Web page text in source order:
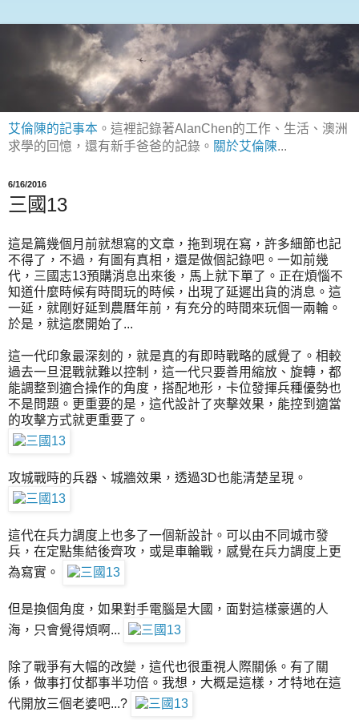
艾倫陳的記事本 。這裡記錄著AlanChen的工作、生活、澳洲
求學的回憶，還有新手爸爸的記錄。 關於艾倫陳...
6/16/2016
三國13
這是篇幾個月前就想寫的文章，拖到現在寫，許多細節也記
不得了，不過，有圖有真相，還是做個記錄吧。一如前幾
代，三國志13預購消息出來後，馬上就下單了。正在煩惱不
知道什麼時候有時間玩的時候，出現了延遲出貨的消息。這
一延，就剛好延到農曆年前，有充分的時間來玩個一兩輪。
於是，就這麽開始了...
這一代印象最深刻的，就是真的有即時戰略的感覺了。相較
過去一旦混戰就難以控制，這一代只要善用縮放、旋轉，都
能調整到適合操作的角度，搭配地形，卡位發揮兵種優勢也
不是問題。更重要的是，這代設計了夾擊效果，能控到適當
的攻擊方式就更重要了。
攻城戰時的兵器、城牆效果，透過3D也能清楚呈現。
這代在兵力調度上也多了一個新設計。可以由不同城市發
兵，在定點集結後齊攻，或是車輪戰，感覺在兵力調度上更
為寫實。
但是換個角度，如果對手電腦是大國，面對這樣豪邁的人
海，只會覺得煩啊...
除了戰爭有大幅的改變，這代也很重視人際關係。有了關
係，做事打仗都事半功倍。我想，大概是這樣，才特地在這
代開放三個老婆吧...?